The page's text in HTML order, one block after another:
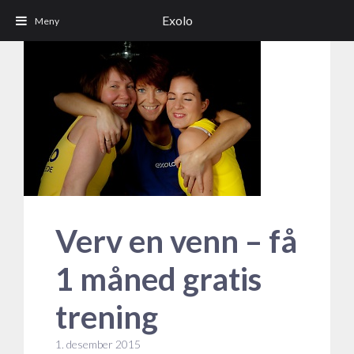
Verv en venn – få
1 måned gratis
trening
1. desember 2015
Exolo